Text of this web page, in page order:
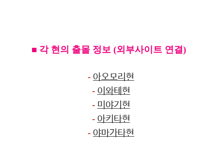
■ 각 현의 출몰 정보 (외부사이트 연결)
- 아오모리현
- 이와테현
- 미야기현
- 아키타현
- 야마가타현